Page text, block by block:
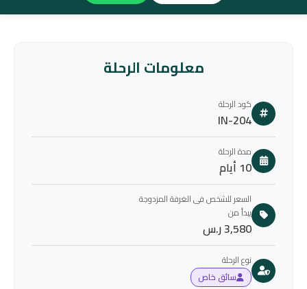
معلومات الرحلة
كود الرحلة
IN-204
مدة الرحلة
10 أيام
السعر للشخص فى الغرفة المزدوجة
يبدأ من
3,580 ر.س
نوع الرحلة
سائق خاص